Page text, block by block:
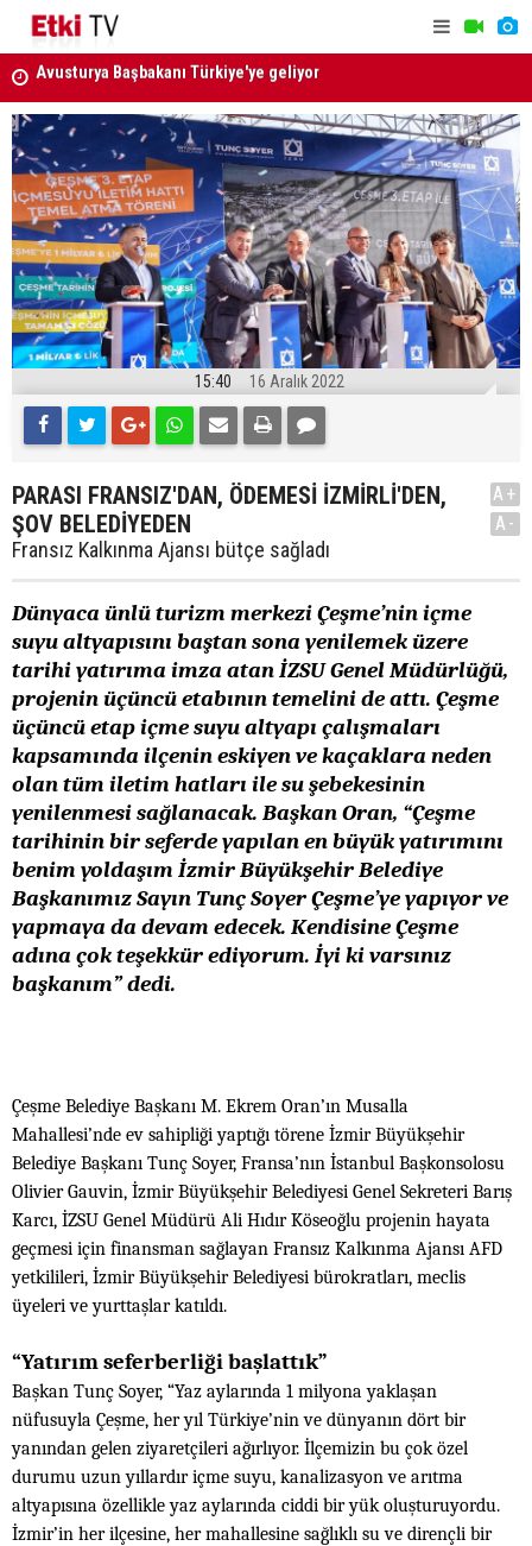
ATAMA KARARI RESMİ GAZETE'DE
15:40 16 Aralık 2022
PARASI FRANSIZ'DAN, ÖDEMESİ İZMİRLİ'DEN,
ŞOV BELEDİYEDEN
Fransız Kalkınma Ajansı bütçe sağladı
A+
A-
Dünyaca ünlü turizm merkezi Çeşme’nin içme
suyu altyapısını baştan sona yenilemek üzere
tarihi yatırıma imza atan İZSU Genel Müdürlüğü,
projenin üçüncü etabının temelini de attı. Çeşme
üçüncü etap içme suyu altyapı çalışmaları
kapsamında ilçenin eskiyen ve kaçaklara neden
olan tüm iletim hatları ile su şebekesinin
yenilenmesi sağlanacak. Başkan Oran, “Çeşme
tarihinin bir seferde yapılan en büyük yatırımını
benim yoldaşım İzmir Büyükşehir Belediye
Başkanımız Sayın Tunç Soyer Çeşme’ye yapıyor ve
yapmaya da devam edecek. Kendisine Çeşme
adına çok teşekkür ediyorum. İyi ki varsınız
başkanım” dedi.
Çeşme Belediye Başkanı M. Ekrem Oran’ın Musalla
Mahallesi’nde ev sahipliği yaptığı törene İzmir Büyükşehir
Belediye Başkanı Tunç Soyer, Fransa’nın İstanbul Başkonsolosu
Olivier Gauvin, İzmir Büyükşehir Belediyesi Genel Sekreteri Barış
Karcı, İZSU Genel Müdürü Ali Hıdır Köseoğlu projenin hayata
geçmesi için finansman sağlayan Fransız Kalkınma Ajansı AFD
yetkilileri, İzmir Büyükşehir Belediyesi bürokratları, meclis
üyeleri ve yurttaşlar katıldı.
“Yatırım seferberliği başlattık”
Başkan Tunç Soyer, “Yaz aylarında 1 milyona yaklaşan
nüfusuyla Çeşme, her yıl Türkiye’nin ve dünyanın dört bir
yanından gelen ziyaretçileri ağırlıyor. İlçemizin bu çok özel
durumu uzun yıllardır içme suyu, kanalizasyon ve arıtma
altyapısına özellikle yaz aylarında ciddi bir yük oluşturuyordu.
İzmir’in her ilçesine, her mahallesine sağlıklı su ve dirençli bir